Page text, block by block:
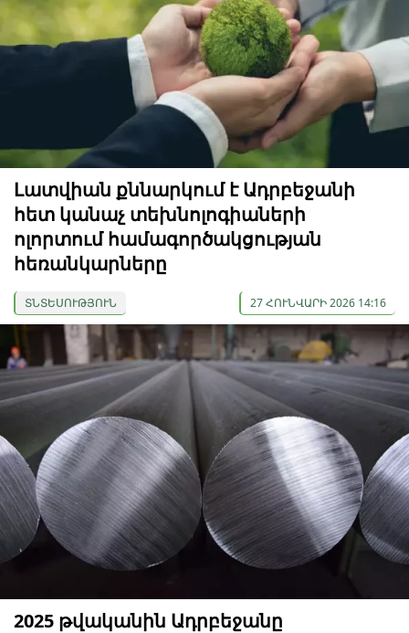
Լատվիան քննարկում է Ադրբեջանի
հետ կանաչ տեխնոլոգիաների
ոլորտում համագործակցության
հեռանկարները
ՏՆՏԵՍՈՒԹՅՈՒՆ 27 ՀՈՒՆՎԱՐԻ 2026 14:16
2025 թվականին Ադրբեջանը